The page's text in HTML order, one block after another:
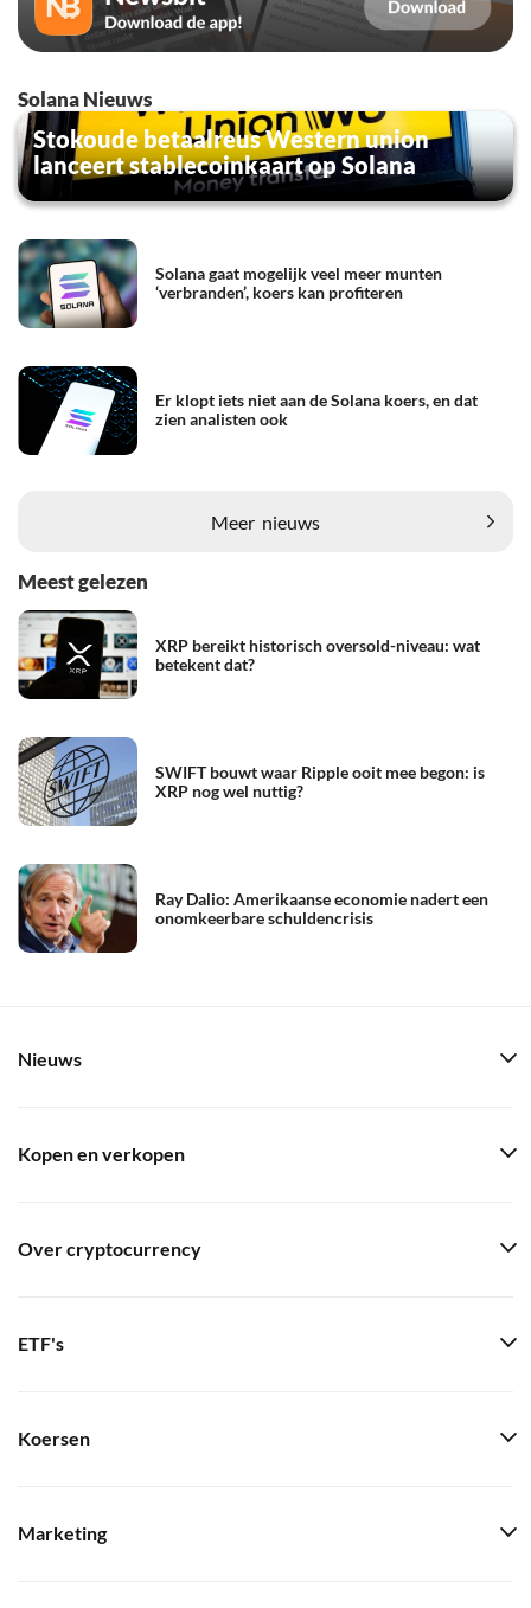
Solana Nieuws
Stokoude betaalreus Western union
lanceert stablecoinkaart op Solana
Solana gaat mogelijk veel meer munten
‘verbranden’, koers kan profiteren
Er klopt iets niet aan de Solana koers, en dat
zien analisten ook
Meer nieuws
Meest gelezen
XRP bereikt historisch oversold-niveau: wat
betekent dat?
SWIFT bouwt waar Ripple ooit mee begon: is
XRP nog wel nuttig?
Ray Dalio: Amerikaanse economie nadert een
onomkeerbare schuldencrisis
Nieuws
Kopen en verkopen
Over cryptocurrency
ETF's
Koersen
Marketing